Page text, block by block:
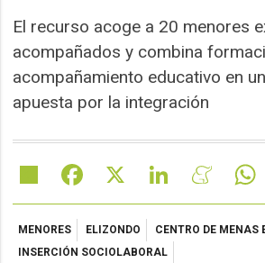
El recurso acoge a 20 menores
acompañados y combina
acompañamiento educativo en
apuesta por la integración
Share Facebook LinkedIn
MENORES ELIZONDO
CENTRO DE MENAS
INSERCIÓN SOCIOLABORAL